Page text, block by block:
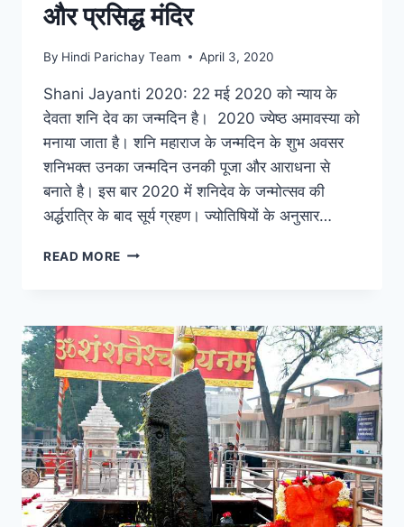
और प्रसिद्ध मंदिर
By Hindi Parichay Team April 3, 2020
Shani Jayanti 2020: 22 मई 2020 को न्याय के
देवता शनि देव का जन्मदिन है। 2020 ज्येष्ठ अमावस्या को
मनाया जाता है। शनि महाराज के जन्मदिन के शुभ अवसर
शनिभक्त उनका जन्मदिन उनकी पूजा और आराधना से
बनाते है। इस बार 2020 में शनिदेव के जन्मोत्सव की
अर्द्धरात्रि के बाद सूर्य ग्रहण। ज्योतिषियों के अनुसार…
READ MORE शनि
का
महत्व
और
प्रसिद्ध
मंदिर